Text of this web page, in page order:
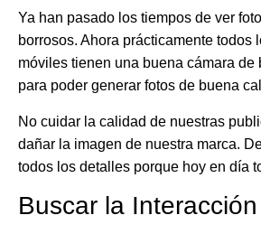
Ya han pasado los tiempos de ver
borrosos. Ahora prácticamente todos
móviles tienen una buena cámara de
para poder generar fotos de buena
No cuidar la calidad de nuestras
dañar la imagen de nuestra marca.
todos los detalles porque hoy en día
Buscar la Interacción